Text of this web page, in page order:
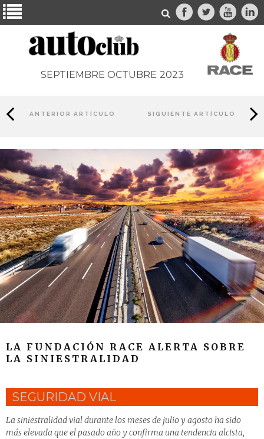
SEPTIEMBRE OCTUBRE 2023
ANTERIOR ARTÍCULO SIGUIENTE ARTÍCULO
LA FUNDACIÓN RACE ALERTA SOBRE
LA SINIESTRALIDAD
SEGURIDAD VIAL
La siniestralidad vial durante los meses de julio y agosto ha sido
más elevada que el pasado año y confirma una tendencia alcista,